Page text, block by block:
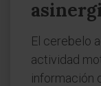
El cerebelo
actividad
información